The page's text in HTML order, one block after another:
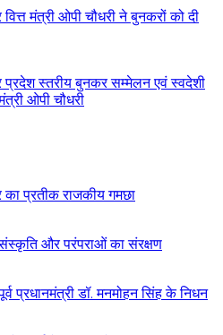
मंत्री ओपी चौधरी ने बुनकरों को दी
प्रदेश स्तरीय बुनकर सम्मेलन एवं स्वदेशी
ओपी चौधरी
का प्रतीक राजकीय गमछा
और परंपराओं का संरक्षण
प्रधानमंत्री डॉ. मनमोहन सिंह के निधन